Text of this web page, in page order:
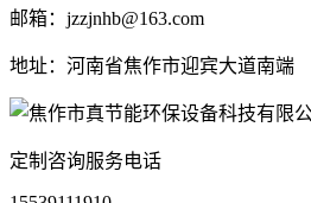
邮箱：jzzjnhb@163.com
地址：河南省焦作市迎宾大道南端
定制咨询服务电话